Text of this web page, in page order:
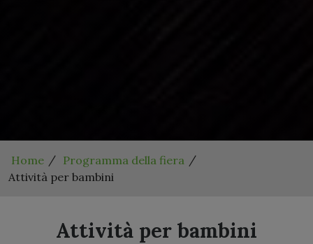
Home
Programma della fiera
Attività per bambini
Attività per bambini